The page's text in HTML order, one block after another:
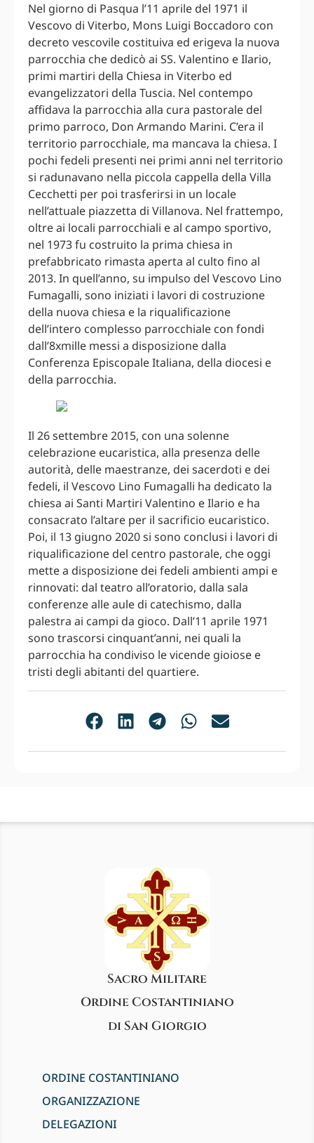
Nel giorno di Pasqua l’11 aprile del 1971 il
Vescovo di Viterbo, Mons Luigi Boccadoro con
decreto vescovile costituiva ed erigeva la nuova
parrocchia che dedicò ai SS. Valentino e Ilario,
primi martiri della Chiesa in Viterbo ed
evangelizzatori della Tuscia. Nel contempo
affidava la parrocchia alla cura pastorale del
primo parroco, Don Armando Marini. C’era il
territorio parrocchiale, ma mancava la chiesa. I
pochi fedeli presenti nei primi anni nel territorio
si radunavano nella piccola cappella della Villa
Cecchetti per poi trasferirsi in un locale
nell’attuale piazzetta di Villanova. Nel frattempo,
oltre ai locali parrocchiali e al campo sportivo,
nel 1973 fu costruito la prima chiesa in
prefabbricato rimasta aperta al culto fino al
2013. In quell’anno, su impulso del Vescovo Lino
Fumagalli, sono iniziati i lavori di costruzione
della nuova chiesa e la riqualificazione
dell’intero complesso parrocchiale con fondi
dall’8xmille messi a disposizione dalla
Conferenza Episcopale Italiana, della diocesi e
della parrocchia.
Il 26 settembre 2015, con una solenne
celebrazione eucaristica, alla presenza delle
autorità, delle maestranze, dei sacerdoti e dei
fedeli, il Vescovo Lino Fumagalli ha dedicato la
chiesa ai Santi Martiri Valentino e Ilario e ha
consacrato l’altare per il sacrificio eucaristico.
Poi, il 13 giugno 2020 si sono conclusi i lavori di
riqualificazione del centro pastorale, che oggi
mette a disposizione dei fedeli ambienti ampi e
rinnovati: dal teatro all’oratorio, dalla sala
conferenze alle aule di catechismo, dalla
palestra ai campi da gioco. Dall’11 aprile 1971
sono trascorsi cinquant’anni, nei quali la
parrocchia ha condiviso le vicende gioiose e
tristi degli abitanti del quartiere.
Sacro Militare
Ordine Costantiniano
di San Giorgio
ORDINE COSTANTINIANO
ORGANIZZAZIONE
DELEGAZIONI